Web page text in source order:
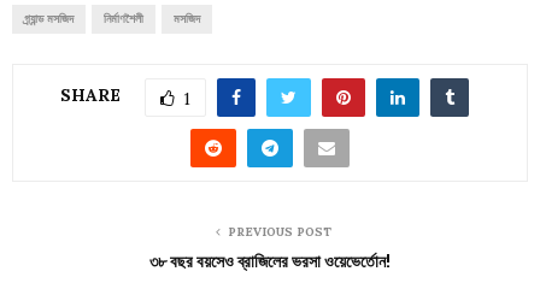
গ্র্যান্ড মসজিদ নির্মাণশৈলী মসজিদ
SHARE 1
PREVIOUS POST
৩৮ বছর বয়সেও ব্রাজিলের ভরসা ওয়েভের্তোন!